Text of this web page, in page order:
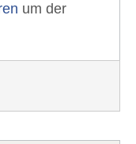
um der